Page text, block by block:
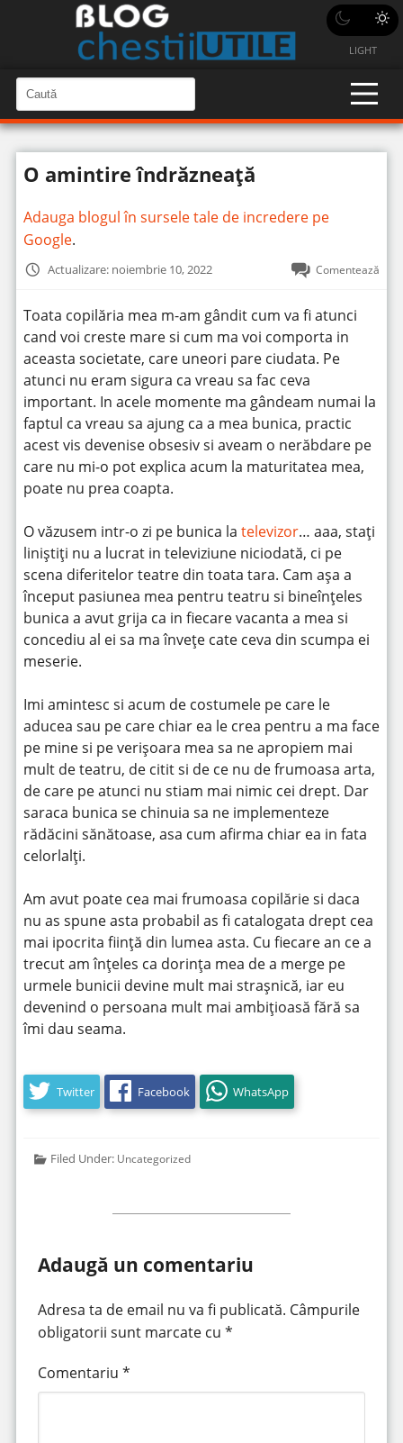
LIGHT
a
u
t
n
C
a
u
î
n
t
O amintire îndrăzneață
Adauga blogul în sursele tale de incredere pe
Google.
Actualizare: noiembrie 10, 2022 Comentează
Toata copilăria mea m-am gândit cum va fi atunci
cand voi creste mare si cum ma voi comporta in
aceasta societate, care uneori pare ciudata. Pe
atunci nu eram sigura ca vreau sa fac ceva
important. In acele momente ma gândeam numai la
faptul ca vreau sa ajung ca a mea bunica, practic
acest vis devenise obsesiv si aveam o nerăbdare pe
care nu mi-o pot explica acum la maturitatea mea,
poate nu prea coapta.
O văzusem intr-o zi pe bunica la televizor… aaa, stați
liniștiți nu a lucrat in televiziune niciodată, ci pe
scena diferitelor teatre din toata tara. Cam așa a
început pasiunea mea pentru teatru si bineînțeles
bunica a avut grija ca in fiecare vacanta a mea si
concediu al ei sa ma învețe cate ceva din scumpa ei
meserie.
Imi amintesc si acum de costumele pe care le
aducea sau pe care chiar ea le crea pentru a ma face
pe mine si pe verișoara mea sa ne apropiem mai
mult de teatru, de citit si de ce nu de frumoasa arta,
de care pe atunci nu stiam mai nimic cei drept. Dar
saraca bunica se chinuia sa ne implementeze
rădăcini sănătoase, asa cum afirma chiar ea in fata
celorlalți.
Am avut poate cea mai frumoasa copilărie si daca
nu as spune asta probabil as fi catalogata drept cea
mai ipocrita ființă din lumea asta. Cu fiecare an ce a
trecut am înțeles ca dorința mea de a merge pe
urmele bunicii devine mult mai strașnică, iar eu
devenind o persoana mult mai ambițioasă fără sa
îmi dau seama.
Twitter Facebook WhatsApp
Filed Under: Uncategorized
Adaugă un comentariu
Adresa ta de email nu va fi publicată. Câmpurile
obligatorii sunt marcate cu *
Comentariu *